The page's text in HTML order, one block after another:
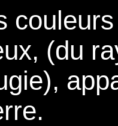
(du